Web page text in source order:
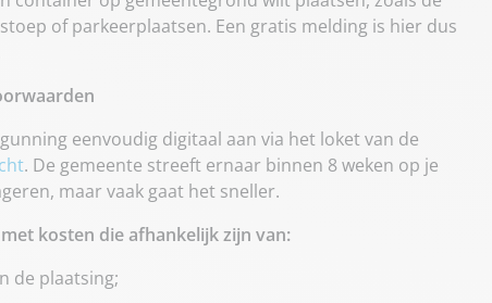
of parkeerplaatsen. Een gratis melding is hier dus
eenvoudig digitaal aan via het loket van de
. De gemeente streeft ernaar binnen 8 weken op je
maar vaak gaat het sneller.
kosten die afhankelijk zijn van:
de plaatsing;